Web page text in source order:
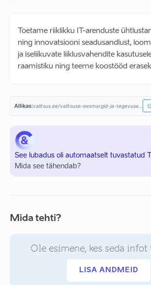
Toetame riiklikku IT-arenduste
ning innovatsiooni seadusandlust,
ja iseliikuvate liiklusvahendite
raamistiku ning teeme koostööd
Allikas:
See lubadus oli automaatselt tuvastatud
Mida see tähendab?
Mida tehti?
Ole esimene, kes seda infot
LISA ANDMEID